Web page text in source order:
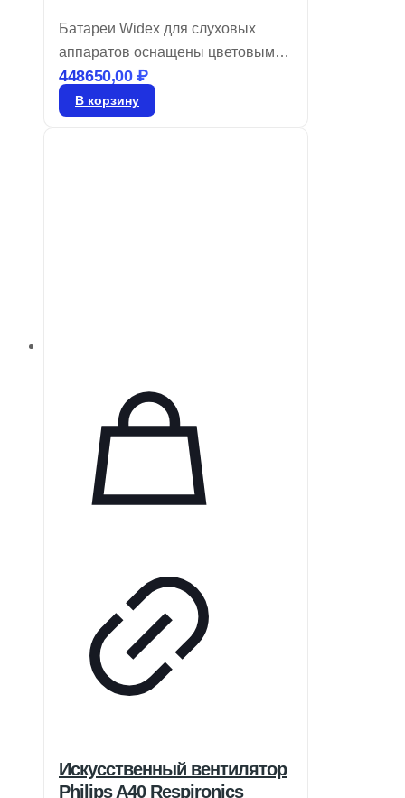
Батареи Widex для слуховых
аппаратов оснащены цветовым
кодом для легкой идентификации
размера и являются воздушно-
448650,00₽
В корзину
Искусственный вентилятор
Philips A40 Respironics